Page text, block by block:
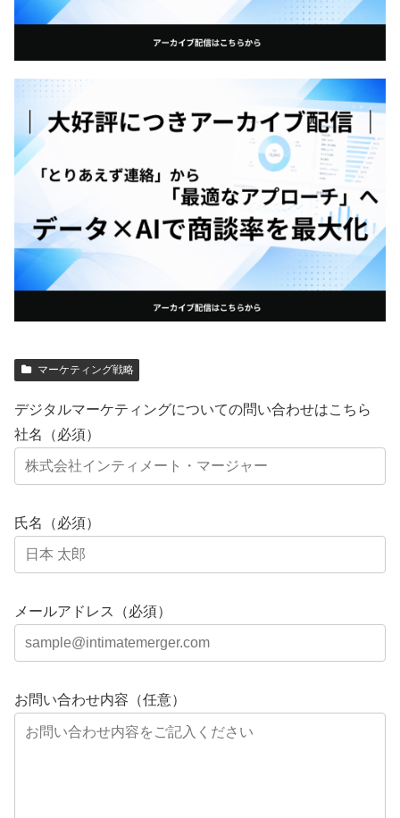
マーケティング戦略
デジタルマーケティングについての問い合わせはこちら
社名（必須）
氏名（必須）
メールアドレス（必須）
お問い合わせ内容（任意）